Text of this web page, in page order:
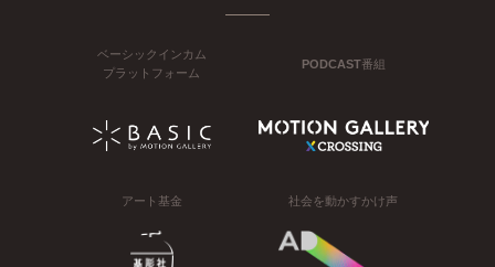
ベーシックインカム
プラットフォーム
PODCAST番組
アート基金 社会を動かすかけ声